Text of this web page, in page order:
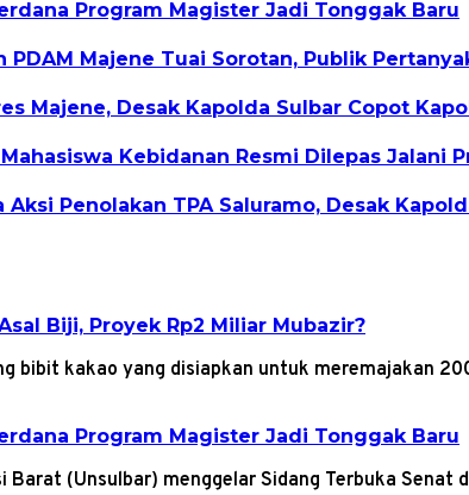
Program Magister Jadi Tonggak Baru
Majene Tuai Sorotan, Publik
Majene, Desak Kapolda Sulbar Copot
Kebidanan Resmi Dilepas Jalani
Aksi Penolakan TPA Saluramo, Desak
Biji, Proyek Rp2 Miliar Mubazir?
bibit kakao yang disiapkan untuk meremajakan
Program Magister Jadi Tonggak Baru
Barat (Unsulbar) menggelar Sidang Terbuka Senat